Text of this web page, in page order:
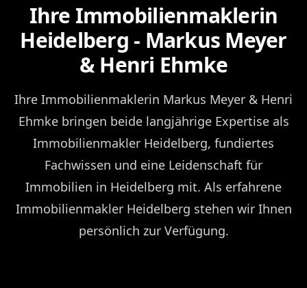
Ihre Immobilienmaklerin
Heidelberg - Markus Meyer
& Henri Ehmke
Ihre Immobilienmaklerin Markus Meyer & Henri
Ehmke bringen beide langjährige Expertise als
Immobilienmakler Heidelberg, fundiertes
Fachwissen und eine Leidenschaft für
Immobilien in Heidelberg mit. Als erfahrene
Immobilienmakler Heidelberg stehen wir Ihnen
persönlich zur Verfügung.